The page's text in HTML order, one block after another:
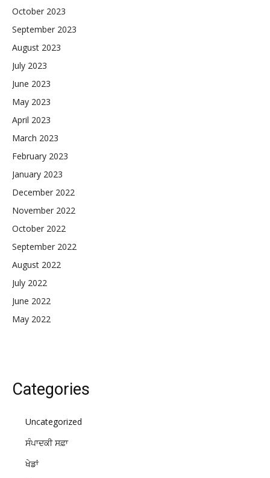
October 2023
September 2023
August 2023
July 2023
June 2023
May 2023
April 2023
March 2023
February 2023
January 2023
December 2022
November 2022
October 2022
September 2022
August 2022
July 2022
June 2022
May 2022
Categories
Uncategorized
ਸੰਪਾਦਕੀ ਸਫ਼ਾ
ਖੇਡਾਂ